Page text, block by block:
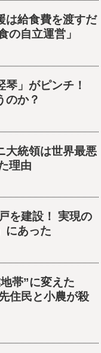
は給食費を渡すだ
の自立運営」
」がピンチ！
のか？
大統領は世界最悪
理由
を建設！ 実現の
にあった
帯”に変えた
住民と小農が殺